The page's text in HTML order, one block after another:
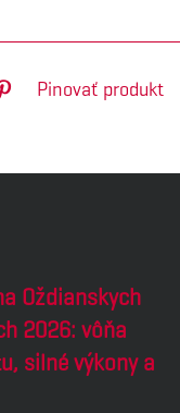
Pinovať produkt
Oždianskych
2026: vôňa
silné výkony a